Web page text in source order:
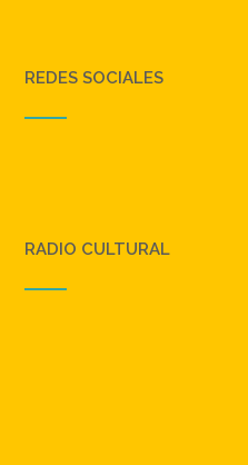
REDES SOCIALES
RADIO CULTURAL